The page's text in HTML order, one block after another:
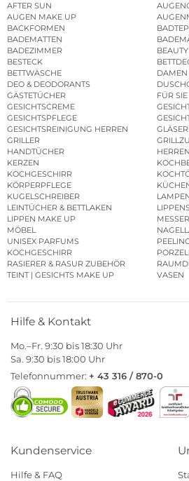
AFTER SUN
AUGEN MAKE UP
BACKFORMEN
BADEMATTEN
BADEZIMMER
BESTECK
BETTWÄSCHE
DEO & DEODORANTS
GÄSTETÜCHER
FÜR SIE
GESICHTSCREME
GESICHTSPFLEGE
GESICHTSREINIGUNG HERREN
GLÄSER
GRILLER
HANDTÜCHER
KERZEN
KOCHGESCHIRR
KÖRPERPFLEGE
KUGELSCHREIBER
LEINTÜCHER & BETTLAKEN
LIPPEN MAKE UP
MESSER
MÖBEL
UNISEX PARFUMS
KOCHGESCHIRR
RASIERER & RASUR ZUBEHÖR
TEINT | GESICHTS MAKE UP
VASEN
Hilfe & Kontakt
Mo.–Fr. 9:30 bis 18:30 Uhr
Sa. 9:30 bis 18:00 Uhr
Telefonnummer: + 43 316 / 870-0
Kundenservice
Hilfe & FAQ